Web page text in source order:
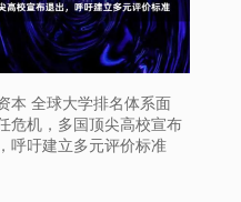
本 全球大学排名体系面
危机，多国顶尖高校宣布
呼吁建立多元评价标准